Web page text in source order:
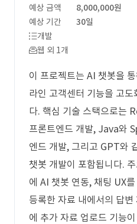
예상 금액
8,000,000원
예상 기간
30일
개발
웹 외 1개
이 프로젝트는 AI 챗봇을
라인 고객센터 기능을 고도
다. 핵심 기술 스택으로는
프론트엔드 개발, Java와
엔드 개발, 그리고 GPT와
챗봇 개발이 포함됩니다.
에 AI 챗봇 연동, 채팅 UX
등록한 자료 내에서의 답
에 추가 자료 업로드 기능